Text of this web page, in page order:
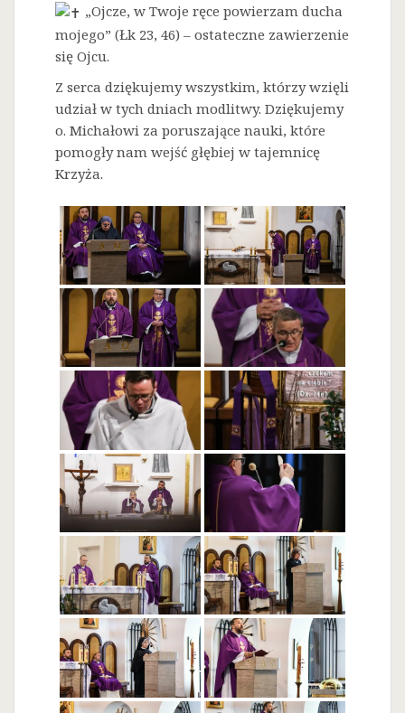
„Ojcze, w Twoje ręce powierzam ducha
mojego” (Łk 23, 46) – ostateczne zawierzenie
się Ojcu.
Z serca dziękujemy wszystkim, którzy wzięli
udział w tych dniach modlitwy. Dziękujemy
o. Michałowi za poruszające nauki, które
pomogły nam wejść głębiej w tajemnicę
Krzyża.